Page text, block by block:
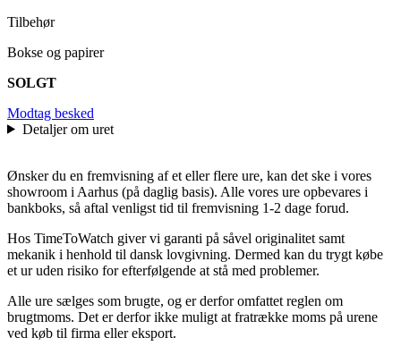
Tilbehør
Bokse og papirer
SOLGT
Modtag besked
Detaljer om uret
Ønsker du en fremvisning af et eller flere ure, kan det ske i vores
showroom i Aarhus (på daglig basis). Alle vores ure opbevares i
bankboks, så aftal venligst tid til fremvisning 1-2 dage forud.
Hos TimeToWatch giver vi garanti på såvel originalitet samt
mekanik i henhold til dansk lovgivning. Dermed kan du trygt købe
et ur uden risiko for efterfølgende at stå med problemer.
Alle ure sælges som brugte, og er derfor omfattet reglen om
brugtmoms. Det er derfor ikke muligt at fratrække moms på urene
ved køb til firma eller eksport.